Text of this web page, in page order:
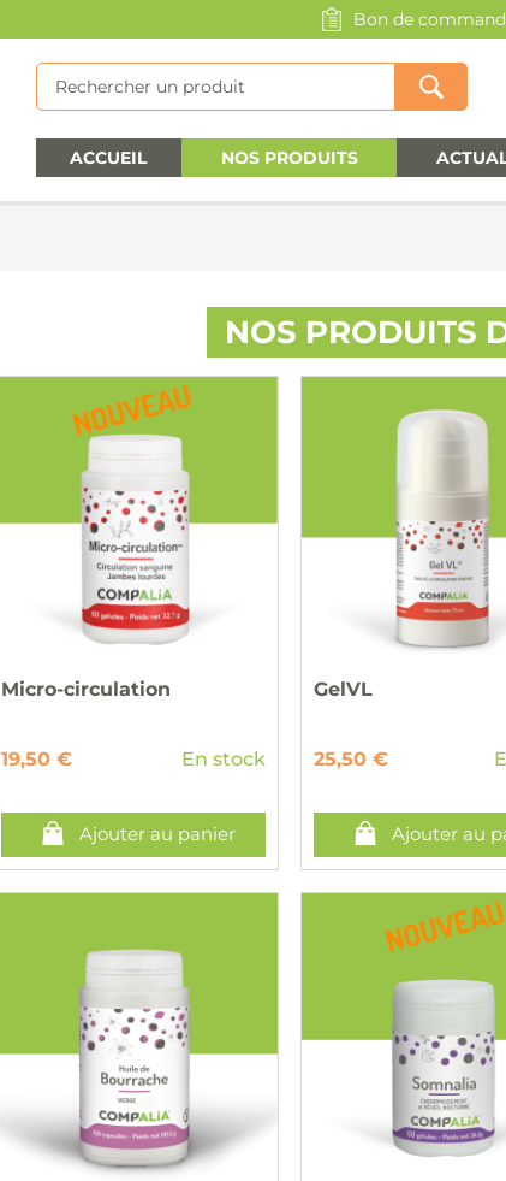
Bon de
ACCUEIL NOS PRODUITS
NOS PRODUITS
Micro-circulation
19,50 € En stock
Ajouter au panier
GelVL
25,50 €
Ajouter au